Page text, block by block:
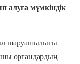
алуға мүмкіндік
шаруашылығы
органдардың